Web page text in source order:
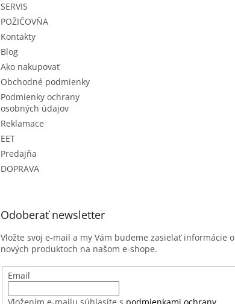
SERVIS
POŽIČOVŇA
Kontakty
Blog
Ako nakupovať
Obchodné podmienky
Podmienky ochrany
osobných údajov
Reklamace
EET
Predajňa
DOPRAVA
Odoberať newsletter
Vložte svoj e-mail a my Vám budeme zasielať informácie o
nových produktoch na našom e-shope.
Email